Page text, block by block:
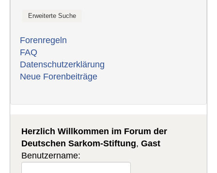
Forenregeln
FAQ
Datenschutzerklärung
Neue Forenbeiträge
Herzlich Willkommen im Forum der
Deutschen Sarkom-Stiftung,Gast
Benutzername: